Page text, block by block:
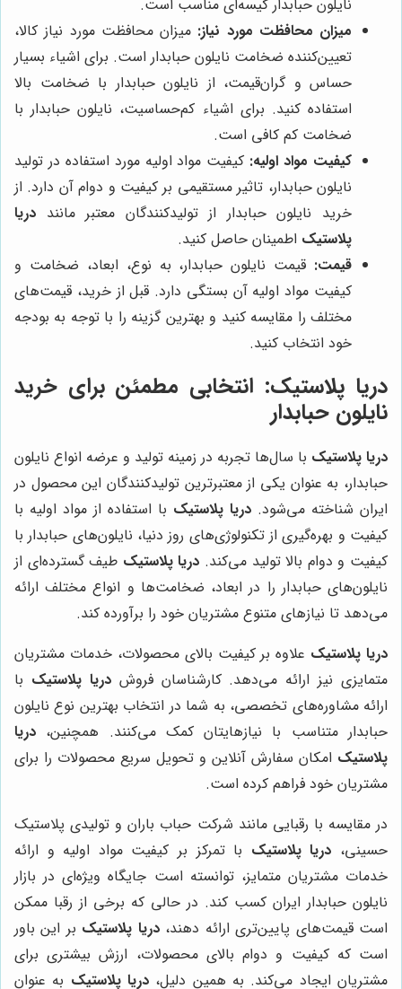
نایلون حبابدار کیسه‌ای مناسب است.
میزان محافظت مورد نیاز: میزان محافظت مورد نیاز کالا،
تعیین‌کننده ضخامت نایلون حبابدار است. برای اشیاء بسیار
حساس و گران‌قیمت، از نایلون حبابدار با ضخامت بالا
استفاده کنید. برای اشیاء کم‌حساسیت، نایلون حبابدار با
ضخامت کم کافی است.
کیفیت مواد اولیه: کیفیت مواد اولیه مورد استفاده در تولید
نایلون حبابدار، تاثیر مستقیمی بر کیفیت و دوام آن دارد. از
خرید نایلون حبابدار از تولیدکنندگان معتبر مانند دریا
پلاستیک اطمینان حاصل کنید.
قیمت: قیمت نایلون حبابدار، به نوع، ابعاد، ضخامت و
کیفیت مواد اولیه آن بستگی دارد. قبل از خرید، قیمت‌های
مختلف را مقایسه کنید و بهترین گزینه را با توجه به بودجه
خود انتخاب کنید.
دریا پلاستیک: انتخابی مطمئن برای خرید
نایلون حبابدار
دریا پلاستیک با سال‌ها تجربه در زمینه تولید و عرضه انواع نایلون
حبابدار، به عنوان یکی از معتبرترین تولیدکنندگان این محصول در
ایران شناخته می‌شود. دریا پلاستیک با استفاده از مواد اولیه با
کیفیت و بهره‌گیری از تکنولوژی‌های روز دنیا، نایلون‌های حبابدار با
کیفیت و دوام بالا تولید می‌کند. دریا پلاستیک طیف گسترده‌ای از
نایلون‌های حبابدار را در ابعاد، ضخامت‌ها و انواع مختلف ارائه
می‌دهد تا نیازهای متنوع مشتریان خود را برآورده کند.
دریا پلاستیک علاوه بر کیفیت بالای محصولات، خدمات مشتریان
متمایزی نیز ارائه می‌دهد. کارشناسان فروشدریا پلاستیک با
ارائه مشاوره‌های تخصصی، به شما در انتخاب بهترین نوع نایلون
حبابدار متناسب با نیازهایتان کمک می‌کنند. همچنین، دریا
پلاستیک امکان سفارش آنلاین و تحویل سریع محصولات را برای
مشتریان خود فراهم کرده است.
در مقایسه با رقبایی مانند شرکت حباب باران و تولیدی پلاستیک
حسینی، دریا پلاستیک با تمرکز بر کیفیت مواد اولیه و ارائه
خدمات مشتریان متمایز، توانسته است جایگاه ویژه‌ای در بازار
نایلون حبابدار ایران کسب کند. در حالی که برخی از رقبا ممکن
است قیمت‌های پایین‌تری ارائه دهند،دریا پلاستیک بر این باور
است که کیفیت و دوام بالای محصولات، ارزش بیشتری برای
مشتریان ایجاد می‌کند. به همین دلیل، دریا پلاستیک به عنوان